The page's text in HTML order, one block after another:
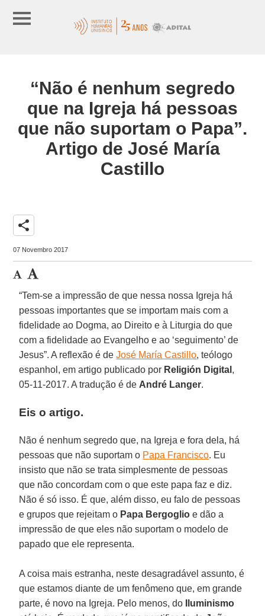
“Não é nenhum segredo
que na Igreja há pessoas
que não suportam o Papa”.
Artigo de José María
Castillo
share
07 Novembro 2017
“Tem-se a impressão de que nessa nossa Igreja há
pessoas importantes que se importam mais com a
fidelidade ao Dogma, ao Direito e à Liturgia do que
com a fidelidade ao Evangelho e ao ‘seguimento’ de
Jesus”. A reflexão é deJosé María Castillo, teólogo
espanhol, em artigo publicado por Religión Digital ,
05-11-2017. A tradução é de André Langer.
Eis o artigo.
Não é nenhum segredo que, na Igreja e fora dela, há
pessoas que não suportam o Papa Francisco. Eu
insisto que não se trata simplesmente de pessoas
que não concordam com o que este papa faz e diz.
Não é só isso. É que, além disso, eu falo de pessoas
e grupos que rejeitam o Papa Bergoglio e dão a
impressão de que eles não suportam o modelo de
papado que ele representa.
A coisa mais estranha, neste desagradável assunto, é
que estamos diante de um fenômeno que, em grande
parte, é novo na Igreja. Pelo menos, do
Iluminismo